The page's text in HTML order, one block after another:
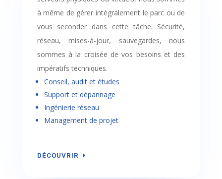
à même de gérer intégralement le parc ou de
vous seconder dans cette tâche. Sécurité,
réseau, mises-à-jour, sauvegardes, nous
sommes à la croisée de vos besoins et des
impératifs techniques.
Conseil, audit et études
Support et dépannage
Ingénierie réseau
Management de projet
DÉCOUVRIR